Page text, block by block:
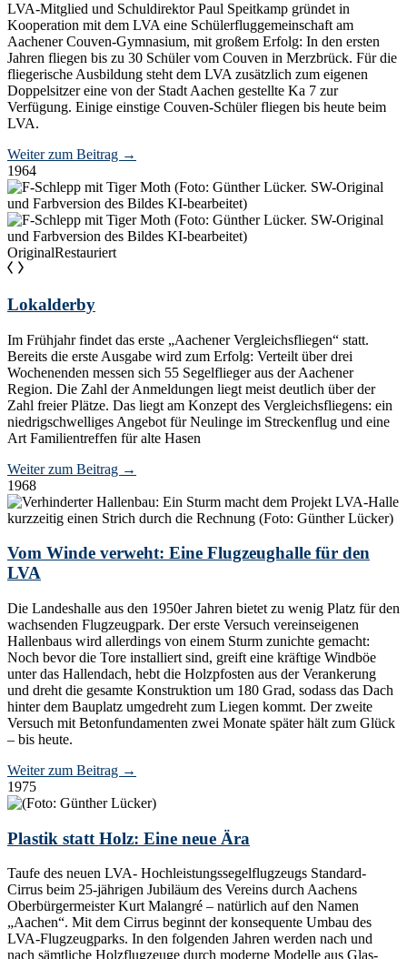
LVA-Mitglied und Schuldirektor Paul Speitkamp gründet in
Kooperation mit dem LVA eine Schülerfluggemeinschaft am
Aachener Couven-Gymnasium, mit großem Erfolg: In den ersten
Jahren fliegen bis zu 30 Schüler vom Couven in Merzbrück. Für die
fliegerische Ausbildung steht dem LVA zusätzlich zum eigenen
Doppelsitzer eine von der Stadt Aachen gestellte Ka 7 zur
Verfügung. Einige einstige Couven-Schüler fliegen bis heute beim
LVA.
Weiter zum Beitrag →
1964
OriginalRestauriert
Lokalderby
Im Frühjahr findet das erste „Aachener Vergleichsfliegen“ statt.
Bereits die erste Ausgabe wird zum Erfolg: Verteilt über drei
Wochenenden messen sich 55 Segelflieger aus der Aachener
Region. Die Zahl der Anmeldungen liegt meist deutlich über der
Zahl freier Plätze. Das liegt am Konzept des Vergleichsfliegens: ein
niedrigschwelliges Angebot für Neulinge im Streckenflug und eine
Art Familientreffen für alte Hasen
Weiter zum Beitrag →
1968
Vom Winde verweht: Eine Flugzeughalle für den
LVA
Die Landeshalle aus den 1950er Jahren bietet zu wenig Platz für den
wachsenden Flugzeugpark. Der erste Versuch vereinseigenen
Hallenbaus wird allerdings von einem Sturm zunichte gemacht:
Noch bevor die Tore installiert sind, greift eine kräftige Windböe
unter das Hallendach, hebt die Holzpfosten aus der Verankerung
und dreht die gesamte Konstruktion um 180 Grad, sodass das Dach
hinter dem Bauplatz umgedreht zum Liegen kommt. Der zweite
Versuch mit Betonfundamenten zwei Monate später hält zum Glück
– bis heute.
Weiter zum Beitrag →
1975
Plastik statt Holz: Eine neue Ära
Taufe des neuen LVA- Hochleistungssegelflugzeugs Standard-
Cirrus beim 25-jährigen Jubiläum des Vereins durch Aachens
Oberbürgermeister Kurt Malangré – natürlich auf den Namen
„Aachen“. Mit dem Cirrus beginnt der konsequente Umbau des
LVA-Flugzeugparks. In den folgenden Jahren werden nach und
nach sämtliche Holzflugzeuge durch moderne Modelle aus Glas-